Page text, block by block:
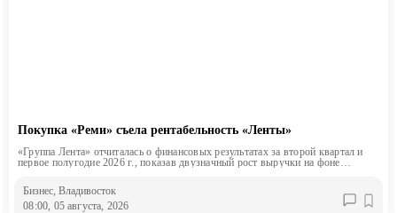
Покупка «Реми» съела рентабельность «Ленты»
«Группа Лента» отчиталась о финансовых результатах за второй квартал и
первое полугодие 2026 г., показав двузначный рост выручки на фоне
Бизнес , Владивосток
08:00, 05 августа, 2026